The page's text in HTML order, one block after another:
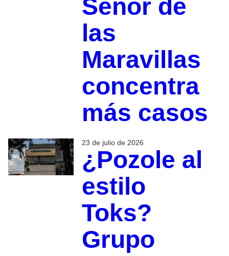
Señor de
las
Maravillas
concentra
más casos
23 de julio de 2026
¿Pozole al
estilo
Toks?
Grupo